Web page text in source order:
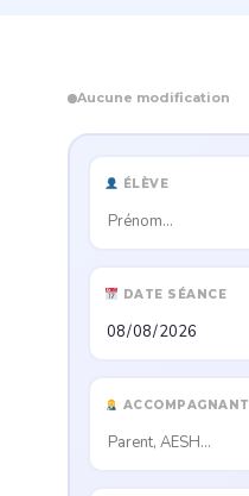
Aucune modification
ÉLÈVE
DATE SÉANCE
ACCOMPAGNANT